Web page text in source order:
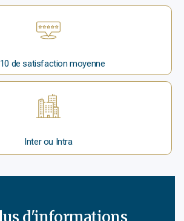
de satisfaction moyenne
Inter ou Intra
d'informations